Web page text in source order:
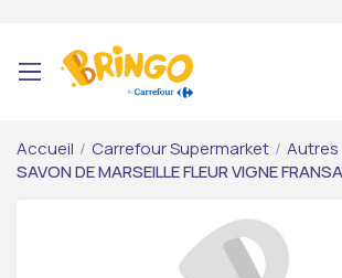
Accueil / Carrefour Supermarket / Autres
SAVON DE MARSEILLE FLEUR VIGNE